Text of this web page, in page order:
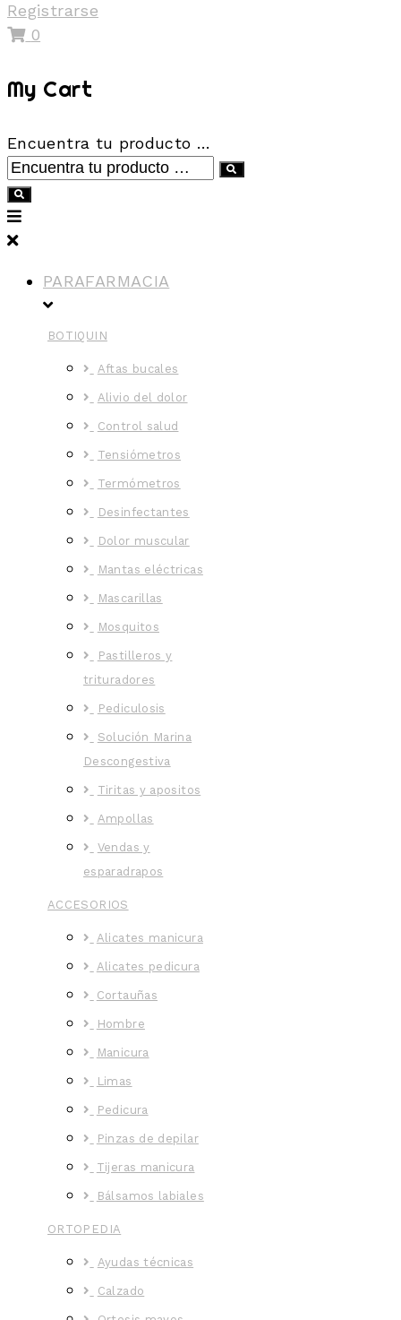
Registrarse
0
My Cart
Encuentra tu producto …
PARAFARMACIA
BOTIQUIN
Aftas bucales
Alivio del dolor
Control salud
Tensiómetros
Termómetros
Desinfectantes
Dolor muscular
Mantas eléctricas
Mascarillas
Mosquitos
Pastilleros y
trituradores
Pediculosis
Solución Marina
Descongestiva
Tiritas y apositos
Ampollas
Vendas y
esparadrapos
ACCESORIOS
Alicates manicura
Alicates pedicura
Cortauñas
Hombre
Manicura
Limas
Pedicura
Pinzas de depilar
Tijeras manicura
Bálsamos labiales
ORTOPEDIA
Ayudas técnicas
Calzado